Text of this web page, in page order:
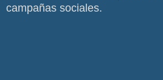
campañas sociales.